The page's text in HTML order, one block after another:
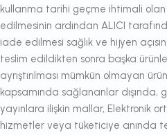
kullanma tarihi geçme ihtimali olan
edilmesinin ardından ALICI
iade edilmesi sağlık ve hijyen
teslim edildikten sonra başka
ayrıştırılması mümkün olmayan
kapsamında sağlananlar dışında,
yayınlara ilişkin mallar, Elektronik
hizmetler veya tüketiciye anında